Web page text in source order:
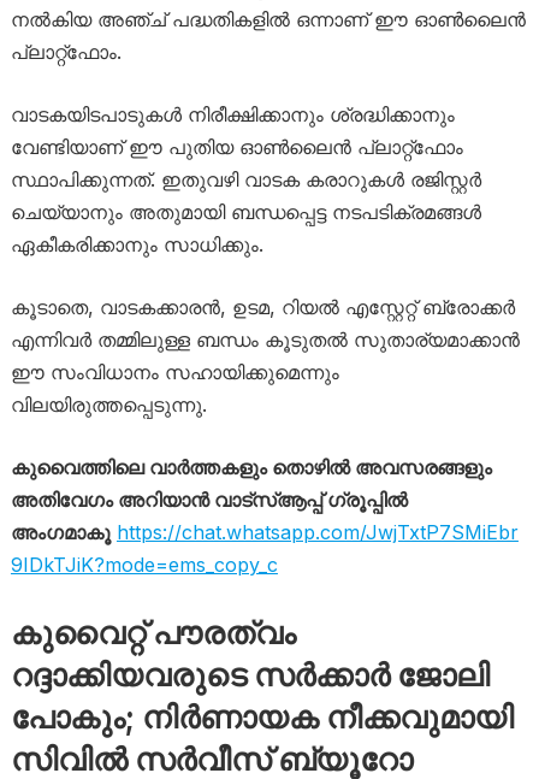
നൽകിയ അഞ്ച് പദ്ധതികളിൽ ഒന്നാണ് ഈ ഓൺലൈൻ
പ്ലാറ്റ്‌ഫോം.
വാടകയിടപാടുകൾ നിരീക്ഷിക്കാനും ശ്രദ്ധിക്കാനും
വേണ്ടിയാണ് ഈ പുതിയ ഓൺലൈൻ പ്ലാറ്റ്‌ഫോം
സ്ഥാപിക്കുന്നത്. ഇതുവഴി വാടക കരാറുകൾ രജിസ്റ്റർ
ചെയ്യാനും അതുമായി ബന്ധപ്പെട്ട നടപടിക്രമങ്ങൾ
ഏകീകരിക്കാനും സാധിക്കും.
കൂടാതെ, വാടകക്കാരൻ, ഉടമ, റിയൽ എസ്റ്റേറ്റ് ബ്രോക്കർ
എന്നിവർ തമ്മിലുള്ള ബന്ധം കൂടുതൽ സുതാര്യമാക്കാൻ
ഈ സംവിധാനം സഹായിക്കുമെന്നും
വിലയിരുത്തപ്പെടുന്നു.
കുവൈത്തിലെ വാർത്തകളും തൊഴിൽ അവസരങ്ങളും
അതിവേഗം അറിയാൻ വാട്സ്ആപ്പ് ഗ്രൂപ്പിൽ
അംഗമാകൂ https://chat.whatsapp.com/JwjTxtP7SMiEbr
9IDkTJiK?mode=ems_copy_c
കുവൈറ്റ് പൗരത്വം
റദ്ദാക്കിയവരുടെ സർക്കാർ ജോലി
പോകും; നിർണായക നീക്കവുമായി
സിവിൽ സർവീസ് ബ്യൂറോ